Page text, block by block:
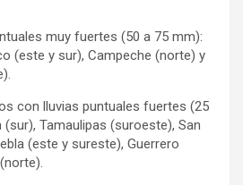
muy fuertes (50 a 75 mm):
(este y sur), Campeche (norte) y
con lluvias puntuales fuertes (25
Tamaulipas (suroeste), San
(este y sureste), Guerrero